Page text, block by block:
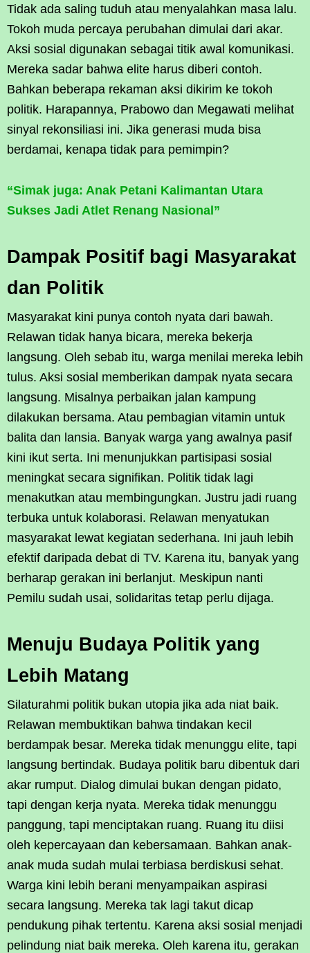
Tidak ada saling tuduh atau menyalahkan masa lalu.
Tokoh muda percaya perubahan dimulai dari akar.
Aksi sosial digunakan sebagai titik awal komunikasi.
Mereka sadar bahwa elite harus diberi contoh.
Bahkan beberapa rekaman aksi dikirim ke tokoh
politik. Harapannya, Prabowo dan Megawati melihat
sinyal rekonsiliasi ini. Jika generasi muda bisa
berdamai, kenapa tidak para pemimpin?
“Simak juga: Anak Petani Kalimantan Utara
Sukses Jadi Atlet Renang Nasional”
Dampak Positif bagi Masyarakat
dan Politik
Masyarakat kini punya contoh nyata dari bawah.
Relawan tidak hanya bicara, mereka bekerja
langsung. Oleh sebab itu, warga menilai mereka lebih
tulus. Aksi sosial memberikan dampak nyata secara
langsung. Misalnya perbaikan jalan kampung
dilakukan bersama. Atau pembagian vitamin untuk
balita dan lansia. Banyak warga yang awalnya pasif
kini ikut serta. Ini menunjukkan partisipasi sosial
meningkat secara signifikan. Politik tidak lagi
menakutkan atau membingungkan. Justru jadi ruang
terbuka untuk kolaborasi. Relawan menyatukan
masyarakat lewat kegiatan sederhana. Ini jauh lebih
efektif daripada debat di TV. Karena itu, banyak yang
berharap gerakan ini berlanjut. Meskipun nanti
Pemilu sudah usai, solidaritas tetap perlu dijaga.
Menuju Budaya Politik yang
Lebih Matang
Silaturahmi politik bukan utopia jika ada niat baik.
Relawan membuktikan bahwa tindakan kecil
berdampak besar. Mereka tidak menunggu elite, tapi
langsung bertindak. Budaya politik baru dibentuk dari
akar rumput. Dialog dimulai bukan dengan pidato,
tapi dengan kerja nyata. Mereka tidak menunggu
panggung, tapi menciptakan ruang. Ruang itu diisi
oleh kepercayaan dan kebersamaan. Bahkan anak-
anak muda sudah mulai terbiasa berdiskusi sehat.
Warga kini lebih berani menyampaikan aspirasi
secara langsung. Mereka tak lagi takut dicap
pendukung pihak tertentu. Karena aksi sosial menjadi
pelindung niat baik mereka. Oleh karena itu, gerakan